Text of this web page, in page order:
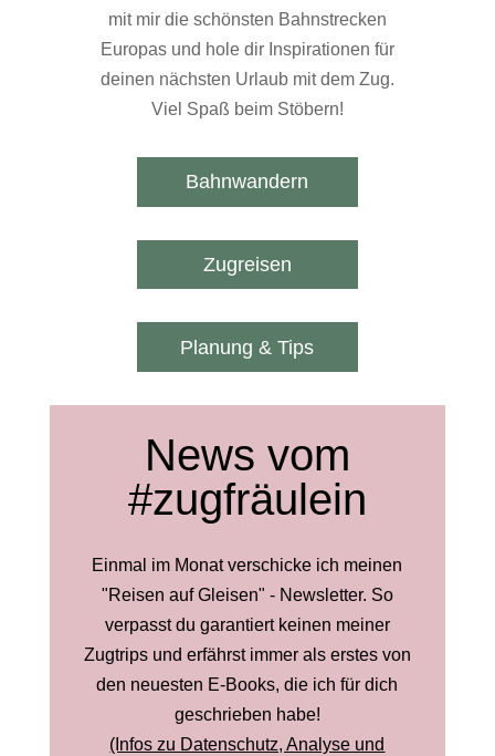
mit mir die schönsten Bahnstrecken
Europas und hole dir Inspirationen für
deinen nächsten Urlaub mit dem Zug.
Viel Spaß beim Stöbern!
Bahnwandern
Zugreisen
Planung & Tips
News vom
#zugfräulein
Einmal im Monat verschicke ich meinen
"Reisen auf Gleisen" - Newsletter. So
verpasst du garantiert keinen meiner
Zugtrips und erfährst immer als erstes von
den neuesten E-Books, die ich für dich
geschrieben habe!
(Infos zu Datenschutz, Analyse und